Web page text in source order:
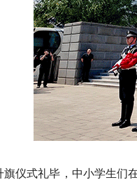
旗仪式礼毕，中小学生们